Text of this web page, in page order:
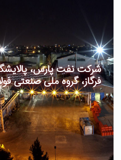
شرکت نفت پارس،
فرگاز، گروه ملی صنعتی